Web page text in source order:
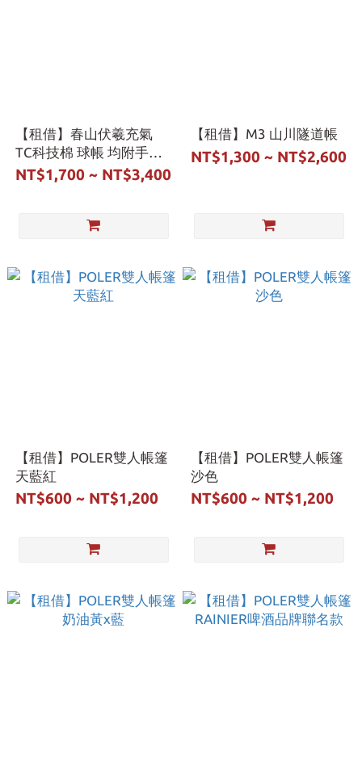
【租借】春山伏羲充氣
TC科技棉 球帳 均附手動
打氣機 頂布
NT$1,700 ~ NT$3,400
【租借】M3 山川隧道帳
NT$1,300 ~ NT$2,600
【租借】POLER雙人帳篷
天藍紅
NT$600 ~ NT$1,200
【租借】POLER雙人帳篷
沙色
NT$600 ~ NT$1,200